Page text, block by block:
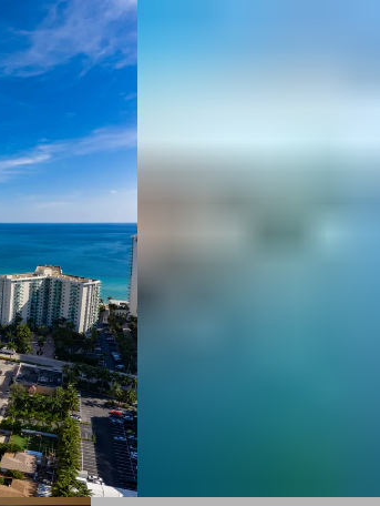
zu servieren und dieses kontinuierlich
persönlichen Präferenzen festlegen. Dies ist auch